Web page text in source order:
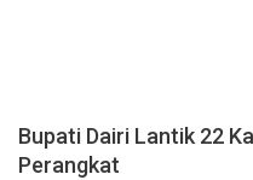
Bupati Dairi Lantik 22
Perangkat